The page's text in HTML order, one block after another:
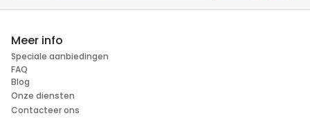
Meer info
Speciale aanbiedingen
FAQ
Blog
Onze diensten
Contacteer ons